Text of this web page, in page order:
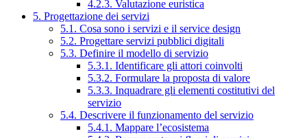
4.2.3. Valutazione euristica
5. Progettazione dei servizi
5.1. Cosa sono i servizi e il service design
5.2. Progettare servizi pubblici digitali
5.3. Definire il modello di servizio
5.3.1. Identificare gli attori coinvolti
5.3.2. Formulare la proposta di valore
5.3.3. Inquadrare gli elementi costitutivi del
servizio
5.4. Descrivere il funzionamento del servizio
5.4.1. Mappare l’ecosistema